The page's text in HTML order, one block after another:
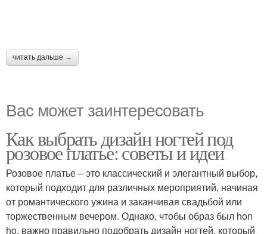
читать дальше →
Вас может заинтересовать
Как выбрать дизайн ногтей под
розовое платье: советы и идеи
Розовое платье – это классический и элегантный выбор,
который подходит для различных мероприятий, начиная
от романтического ужина и заканчивая свадьбой или
торжественным вечером. Однако, чтобы образ был hon
ho, важно правильно подобрать дизайн ногтей, который